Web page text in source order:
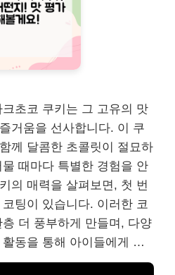
초코 쿠키는 그 고유의 맛
거움을 선사합니다. 이 쿠
께 달콤한 초콜릿이 절묘하
때마다 특별한 경험을 안
의 매력을 살펴보면, 첫 번
팅이 있습니다. 이러한 코
더 풍부하게 만들며, 다양
동을 통해 아이들에게 …